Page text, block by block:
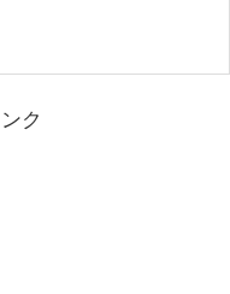
ク